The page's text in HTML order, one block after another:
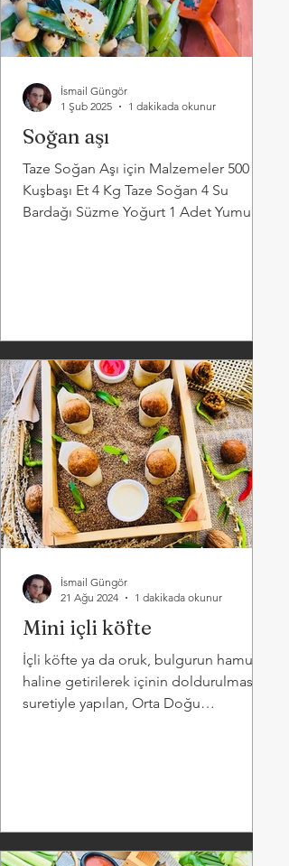
Soğan aşı
Taze Soğan Aşı için Malzemeler 500 Gr
Kuşbaşı Et 4 Kg Taze Soğan 4 Su
Bardağı Süzme Yoğurt 1 Adet Yumurta
İsmail Güngör
1 Şub 2025
1 dakikada okunur
Mini içli köfte
İçli köfte ya da oruk, bulgurun hamur
haline getirilerek içinin doldurulması
suretiyle yapılan, Orta Doğu
İsmail Güngör
21 Ağu 2024
1 dakikada okunur